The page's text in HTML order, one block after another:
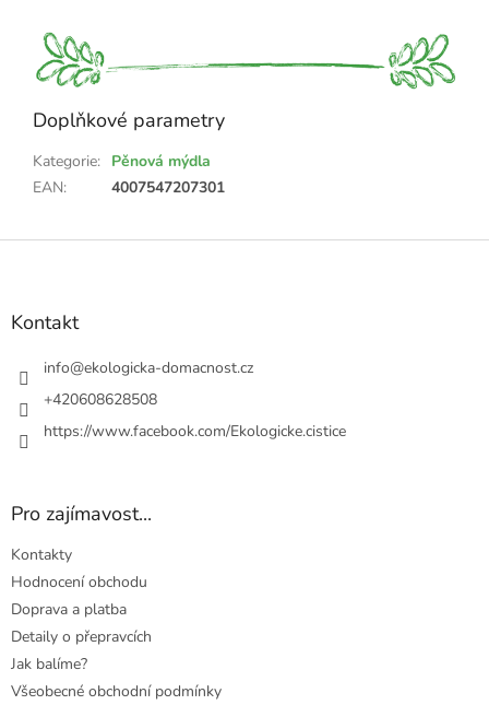
Doplňkové parametry
Kategorie: Pěnová mýdla
EAN: 4007547207301
Z
Kontakt
info@ekologicka-domacnost.cz
+420608628508
https://www.facebook.com/Ekologicke.cistice
Pro zajímavost...
Kontakty
Hodnocení obchodu
Doprava a platba
Detaily o přepravcích
Jak balíme?
Všeobecné obchodní podmínky